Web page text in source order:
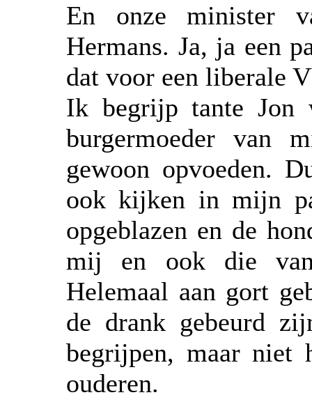
En onze minister
Hermans. Ja, ja een
dat voor een liberale
Ik begrijp tante Jon
burgermoeder van
gewoon opvoeden.
ook kijken in mijn
opgeblazen en de
mij en ook die van
Helemaal aan gort
de drank gebeurd
begrijpen, maar niet
ouderen.